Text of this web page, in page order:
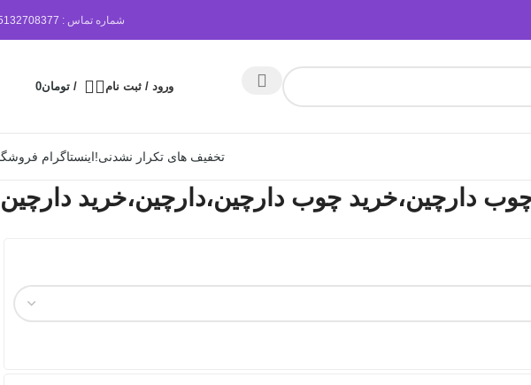
شماره تماس :
ورود / ثبت نام / تومان0
تخفیف های تکرار نشدنی!اینستاگرام
دارچین،خرید چوب دارچین،دارچین،خرید دارچین